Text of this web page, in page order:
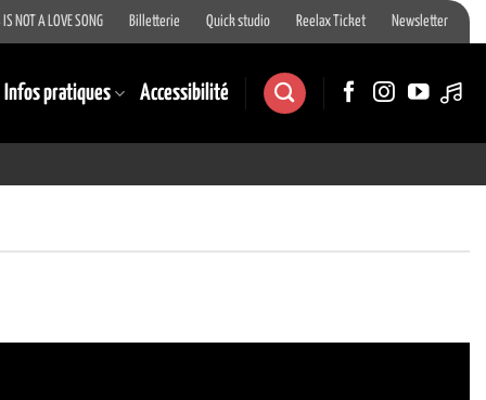
IS NOT A LOVE SONG Billetterie Quick studio Reelax Ticket Newsletter
Infos pratiques Accessibilité